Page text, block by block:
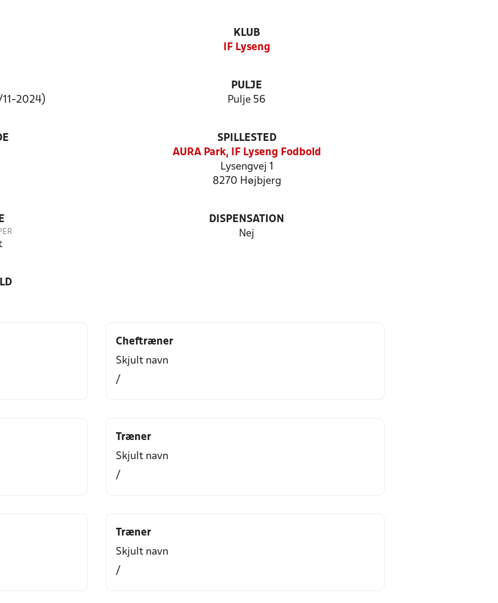
KLUB
IF Lyseng
11-2024)
PULJE
Pulje 56
SPILLESTED
AURA Park, IF Lyseng Fodbold
Lysengvej 1
8270 Højbjerg
DISPENSATION
Nej
Cheftræner
Skjult navn
/
Træner
Skjult navn
/
Træner
Skjult navn
/